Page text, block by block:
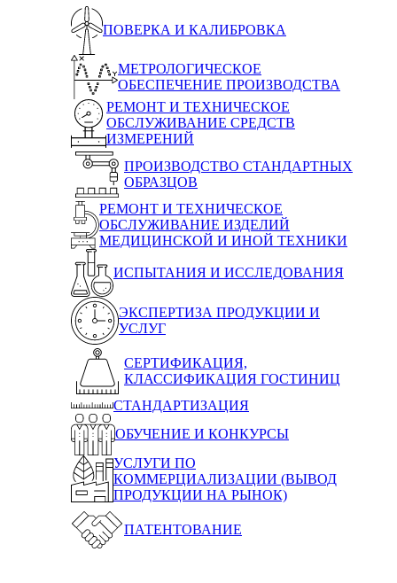
ПОВЕРКА И КАЛИБРОВКА
МЕТРОЛОГИЧЕСКОЕ
ОБЕСПЕЧЕНИЕ ПРОИЗВОДСТВА
РЕМОНТ И ТЕХНИЧЕСКОЕ
ОБСЛУЖИВАНИЕ СРЕДСТВ
ИЗМЕРЕНИЙ
ПРОИЗВОДСТВО СТАНДАРТНЫХ
ОБРАЗЦОВ
РЕМОНТ И ТЕХНИЧЕСКОЕ
ОБСЛУЖИВАНИЕ ИЗДЕЛИЙ
МЕДИЦИНСКОЙ И ИНОЙ ТЕХНИКИ
ИСПЫТАНИЯ И ИССЛЕДОВАНИЯ
ЭКСПЕРТИЗА ПРОДУКЦИИ И
УСЛУГ
СЕРТИФИКАЦИЯ,
КЛАССИФИКАЦИЯ ГОСТИНИЦ
СТАНДАРТИЗАЦИЯ
ОБУЧЕНИЕ И КОНКУРСЫ
УСЛУГИ ПО
КОММЕРЦИАЛИЗАЦИИ (ВЫВОД
ПРОДУКЦИИ НА РЫНОК)
ПАТЕНТОВАНИЕ